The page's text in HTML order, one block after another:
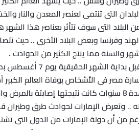
التى تنتمى لعنصر المعدن والنار
البلاد التى سوف تتأثر بعناصر هذا
وفرنسا وبعض البلاد الأخرى .. حيث
والسنة مما ينتج الكثير من الحوادث .
وقبل بداية
مصر فى الأشخاص بوفاة العالم
لمدة 8 سنوات كانت نتيجتها إصابتة
.. وتعرض الإمارات لحوادث طرق وطيران
من أن دولة الإمارات من الدول التى